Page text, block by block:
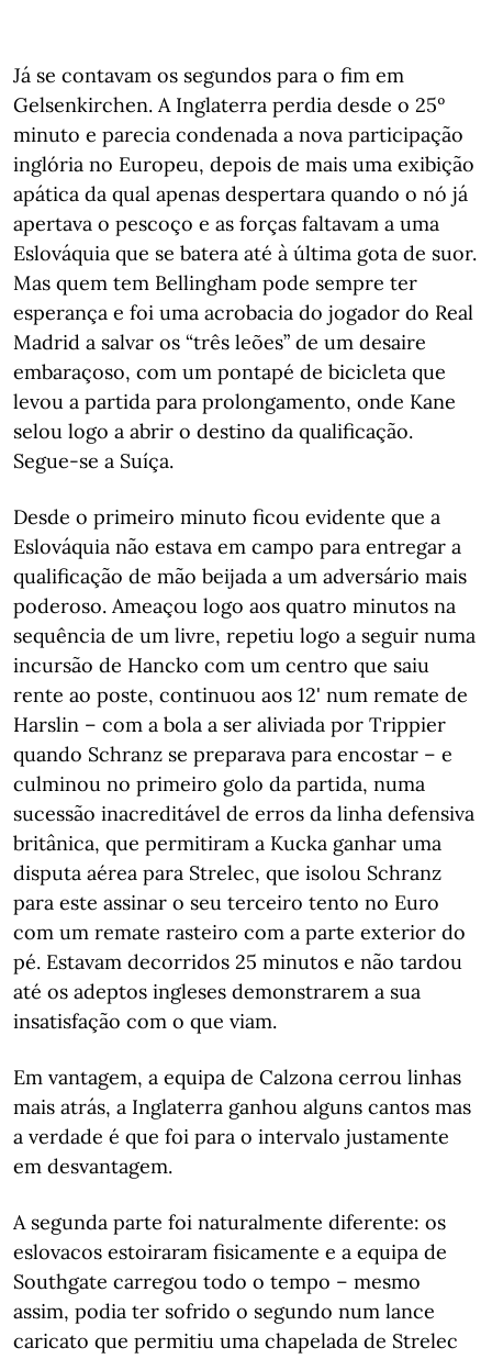
Já se contavam os segundos para o fim em
Gelsenkirchen. A Inglaterra perdia desde o 25º
minuto e parecia condenada a nova participação
inglória no Europeu, depois de mais uma exibição
apática da qual apenas despertara quando o nó já
apertava o pescoço e as forças faltavam a uma
Eslováquia que se batera até à última gota de suor.
Mas quem tem Bellingham pode sempre ter
esperança e foi uma acrobacia do jogador do Real
Madrid a salvar os “três leões” de um desaire
embaraçoso, com um pontapé de bicicleta que
levou a partida para prolongamento, onde Kane
selou logo a abrir o destino da qualificação.
Segue-se a Suíça.
Desde o primeiro minuto ficou evidente que a
Eslováquia não estava em campo para entregar a
qualificação de mão beijada a um adversário mais
poderoso. Ameaçou logo aos quatro minutos na
sequência de um livre, repetiu logo a seguir numa
incursão de Hancko com um centro que saiu
rente ao poste, continuou aos 12' num remate de
Harslin – com a bola a ser aliviada por Trippier
quando Schranz se preparava para encostar – e
culminou no primeiro golo da partida, numa
sucessão inacreditável de erros da linha defensiva
britânica, que permitiram a Kucka ganhar uma
disputa aérea para Strelec, que isolou Schranz
para este assinar o seu terceiro tento no Euro
com um remate rasteiro com a parte exterior do
pé. Estavam decorridos 25 minutos e não tardou
até os adeptos ingleses demonstrarem a sua
insatisfação com o que viam.
Em vantagem, a equipa de Calzona cerrou linhas
mais atrás, a Inglaterra ganhou alguns cantos mas
a verdade é que foi para o intervalo justamente
em desvantagem.
A segunda parte foi naturalmente diferente: os
eslovacos estoiraram fisicamente e a equipa de
Southgate carregou todo o tempo – mesmo
assim, podia ter sofrido o segundo num lance
caricato que permitiu uma chapelada de Strelec